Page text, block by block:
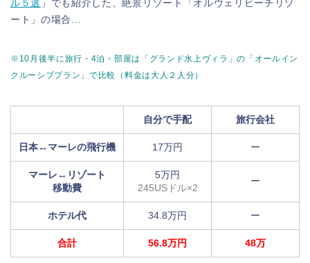
ル５選 」でも紹介した、絶景リゾート「オルヴェリビーチリゾ
ート」の場合…
※10月後半に旅行・4泊・部屋は「グランド水上ヴィラ 」の「オールイン
クルーシブプラン」で比較（料金は大人２人分）
自分で手配 旅行会社
日本↔︎マーレの飛行機 17万円 ー
マーレ↔︎リゾート
移動費
5万円
245USドル×2
ー
ホテル代 34.8万円 ー
合計 56.8万円 48万